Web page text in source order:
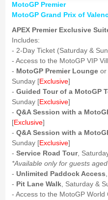
MotoGP Premier
MotoGP Grand Prix of
APEX Premier Exclusive
Includes:
- 2-Day Ticket (Saturday &
- Access to the MotoGP VIP
- MotoGP Premier Loungeor
Sunday [Exclusive]
- Guided Tour of a MotoGP
Sunday [Exclusive]
- Q&A Session with a
[Exclusive]
- Q&A Session with a
Sunday [Exclusive]
- Service Road Tour,
*Available only for guests
- Unlimited Paddock Access
- Pit Lane Walk, Saturday &
- Access to the MotoGP